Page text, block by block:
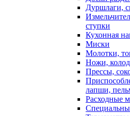
Дуршлаги,
ступки
Кухонная
Миски
Молотки,
Ножи,
Прессы,
лапши,
Расходные